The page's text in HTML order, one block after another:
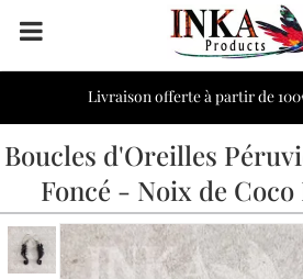
Livraison offerte à partir de
Boucles d'Oreilles
Foncé - Noix de